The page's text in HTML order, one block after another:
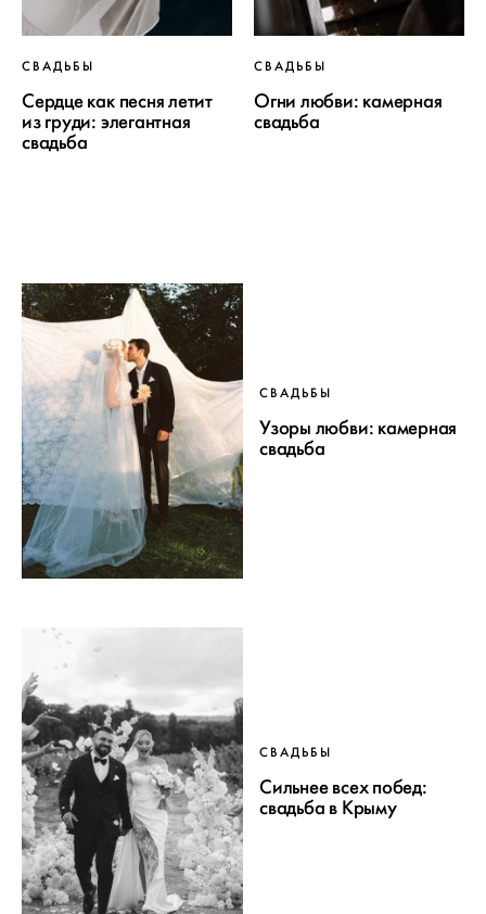
СВАДЬБЫ
Сердце как песня летит
из груди: элегантная
свадьба
СВАДЬБЫ
Огни любви: камерная
свадьба
СВАДЬБЫ
Узоры любви: камерная
свадьба
СВАДЬБЫ
Сильнее всех побед:
свадьба в Крыму